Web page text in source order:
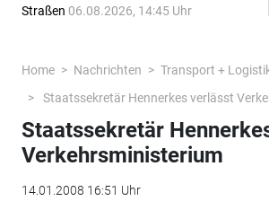
Straßen 06.08.2026, 14:45 Uhr
Home Nachrichten
Transport +
Staatssekretär Hennerkes verlässt
Staatssekretär
Verkehrsministerium
14.01.2008 16:51 Uhr